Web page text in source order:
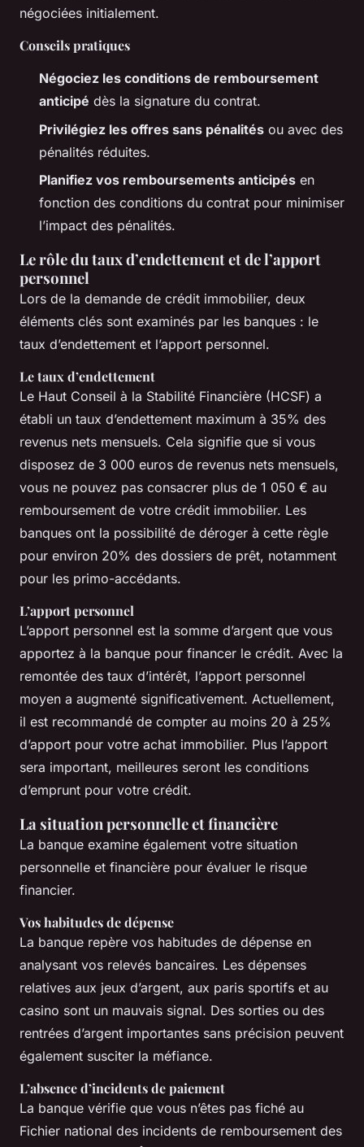
négociées initialement.
Conseils pratiques
Négociez les conditions de remboursement
anticipé dès la signature du contrat.
Privilégiez les offres sans pénalités ou avec des
pénalités réduites.
Planifiez vos remboursements anticipés en
fonction des conditions du contrat pour minimiser
l’impact des pénalités.
Le rôle du taux d’endettement et de l’apport
personnel
Lors de la demande de crédit immobilier, deux
éléments clés sont examinés par les banques : le
taux d’endettement et l’apport personnel.
Le taux d’endettement
Le Haut Conseil à la Stabilité Financière (HCSF) a
établi un taux d’endettement maximum à 35% des
revenus nets mensuels. Cela signifie que si vous
disposez de 3 000 euros de revenus nets mensuels,
vous ne pouvez pas consacrer plus de 1 050 € au
remboursement de votre crédit immobilier. Les
banques ont la possibilité de déroger à cette règle
pour environ 20% des dossiers de prêt, notamment
pour les primo-accédants.
L’apport personnel
L’apport personnel est la somme d’argent que vous
apportez à la banque pour financer le crédit. Avec la
remontée des taux d’intérêt, l’apport personnel
moyen a augmenté significativement. Actuellement,
il est recommandé de compter au moins 20 à 25%
d’apport pour votre achat immobilier. Plus l’apport
sera important, meilleures seront les conditions
d’emprunt pour votre crédit.
La situation personnelle et financière
La banque examine également votre situation
personnelle et financière pour évaluer le risque
financier.
Vos habitudes de dépense
La banque repère vos habitudes de dépense en
analysant vos relevés bancaires. Les dépenses
relatives aux jeux d’argent, aux paris sportifs et au
casino sont un mauvais signal. Des sorties ou des
rentrées d’argent importantes sans précision peuvent
également susciter la méfiance.
L’absence d’incidents de paiement
La banque vérifie que vous n’êtes pas fiché au
Fichier national des incidents de remboursement des